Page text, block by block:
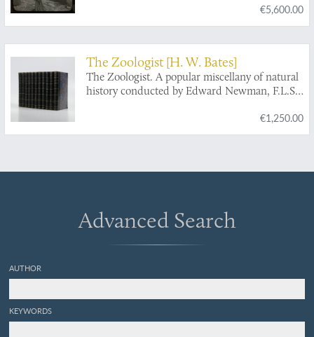
€5,600.00
The Zoologist [H. W. Bates]
The Zoologist. A popular miscellany of natural
history conducted by Edward Newman, F.L.S.,
€1,250.00
Advanced Search
AUTHOR
KEYWORDS